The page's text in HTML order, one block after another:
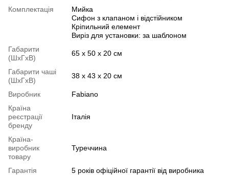
Комплектація
Мийка
Сифон з клапаном і відстійником
Кріпильний елемент
Виріз для установки: за шаблоном
Габарити
(ШхГхВ)
65 х 50 х 20 см
Габарити чаші
(ШхГхВ)
38 х 43 х 20 см
Виробник
Fabiano
Країна
реєстрації
бренду
Італія
Країна-
виробник
товару
Туреччина
Гарантія 5 років офіційної гарантії від виробника